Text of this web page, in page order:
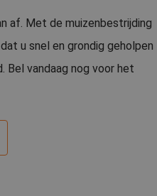
af. Met de muizenbestrijding
u snel en grondig geholpen
Bel vandaag nog voor het